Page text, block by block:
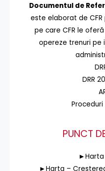
Documentul de
este elaborat de
pe care CFR le
opereze trenuri pe
DRR
PUNCT
►Harta
►Harta –